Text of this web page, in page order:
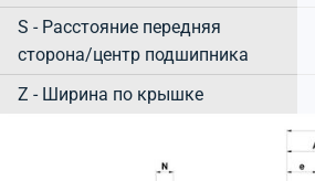
S - Расстояние передняя
сторона/центр подшипника
Z - Ширина по крышке